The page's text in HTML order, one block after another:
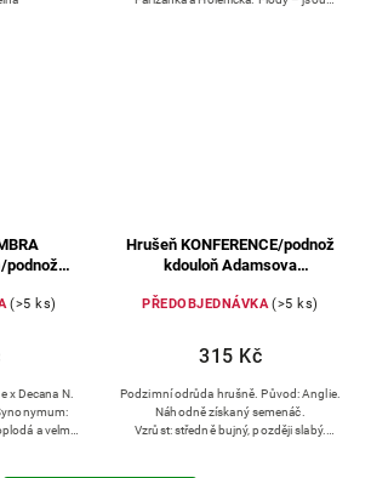
podnož
(>5 ks)
x Decana N.
a velmi
Hrušeň KONFERENCE/podnož
kdouloň Adamsova
PŘEDOBJEDNÁVKA (>5 ks)
315 Kč
Podzimní odrůda hrušně. Původ: Anglie.
Náhodně získaný semenáč.
Vzrůst: středně bujný, později slabý.